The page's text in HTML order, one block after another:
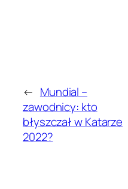
← Mundial –
zawodnicy: kto
błyszczał w Katarze
2022?